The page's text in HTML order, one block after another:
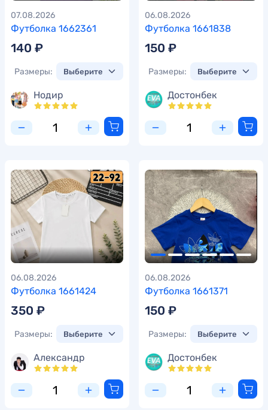
Футболка 1662361
07.08.2026
140 ₽
Размеры:
Нодир
Футболка 1661838
06.08.2026
150 ₽
Размеры:
Достонбек
Футболка 1661424
06.08.2026
350 ₽
Размеры:
Александр
Футболка 1661371
06.08.2026
150 ₽
Размеры:
Достонбек